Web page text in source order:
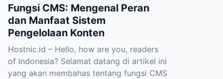
Fungsi CMS: Mengenal Peran
dan Manfaat Sistem
Pengelolaan Konten
Hostnic.id – Hello, how are you, readers
of Indonesia? Selamat datang di artikel ini
yang akan membahas tentang fungsi CMS